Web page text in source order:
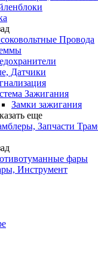
Провода
Датчики
Зажигания
Замки зажигания
еще
Запчасти
фары
Инструмент